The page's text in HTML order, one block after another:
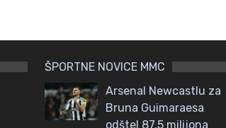
ŠPORTNE NOVICE MMC
Arsenal Newcastlu za
Bruna Guimaraesa
odštel 87,5 milijona